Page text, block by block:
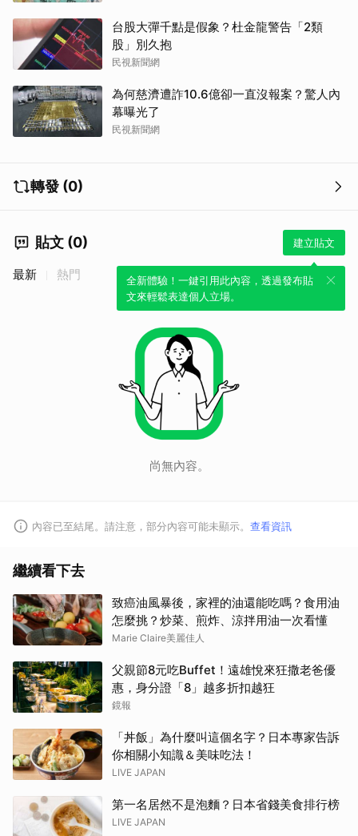
台股大彈千點是假象？杜金龍警告「2類
股」別久抱
民視新聞網
為何慈濟遭詐10.6億卻一直沒報案？驚人內
幕曝光了
民視新聞網
轉發 (0)
貼文 (0) 建立貼文
全新體驗！一鍵引用此內容，透過發布貼
文來輕鬆表達個人立場。
最新 熱門
尚無內容。
內容已至結尾。請注意，部分內容可能未顯示。 查看資訊
繼續看下去
致癌油風暴後，家裡的油還能吃嗎？食用油
怎麼挑？炒菜、煎炸、涼拌用油一次看懂
Marie Claire美麗佳人
父親節8元吃Buffet！遠雄悅來狂撒老爸優
惠，身分證「8」越多折扣越狂
鏡報
「丼飯」為什麼叫這個名字？日本專家告訴
你相關小知識＆美味吃法！
LIVE JAPAN
第一名居然不是泡麵？日本省錢美食排行榜
LIVE JAPAN